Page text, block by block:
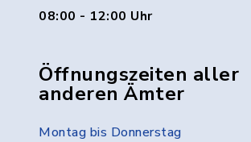
08:00 - 12:00 Uhr
Öffnungszeiten aller
anderen Ämter
Montag bis Donnerstag